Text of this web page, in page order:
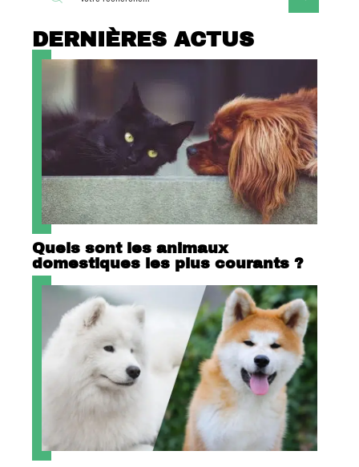
DERNIÈRES ACTUS
Quels sont les animaux
domestiques les plus courants ?